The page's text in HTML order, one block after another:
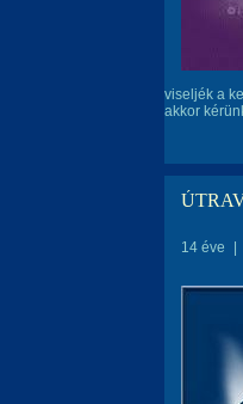
viseljék a
akkor
14 éve